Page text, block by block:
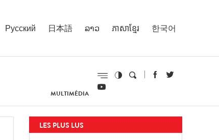
Русский 日本語 ລາວ ភាសាខ្មែរ 한국어
MULTIMÉDIA
LES PLUS LUS